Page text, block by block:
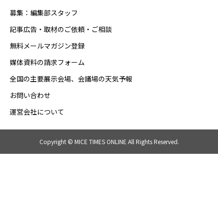
募集：編集部スタッフ
記事広告・取材のご依頼・ご相談
無料メールマガジン登録
媒体資料の請求フォーム
全国の主要展示会場、会議場の天気予報
お問い合わせ
運営会社について
Copyright © MICE TIMES ONLINE All Rights Reserved.